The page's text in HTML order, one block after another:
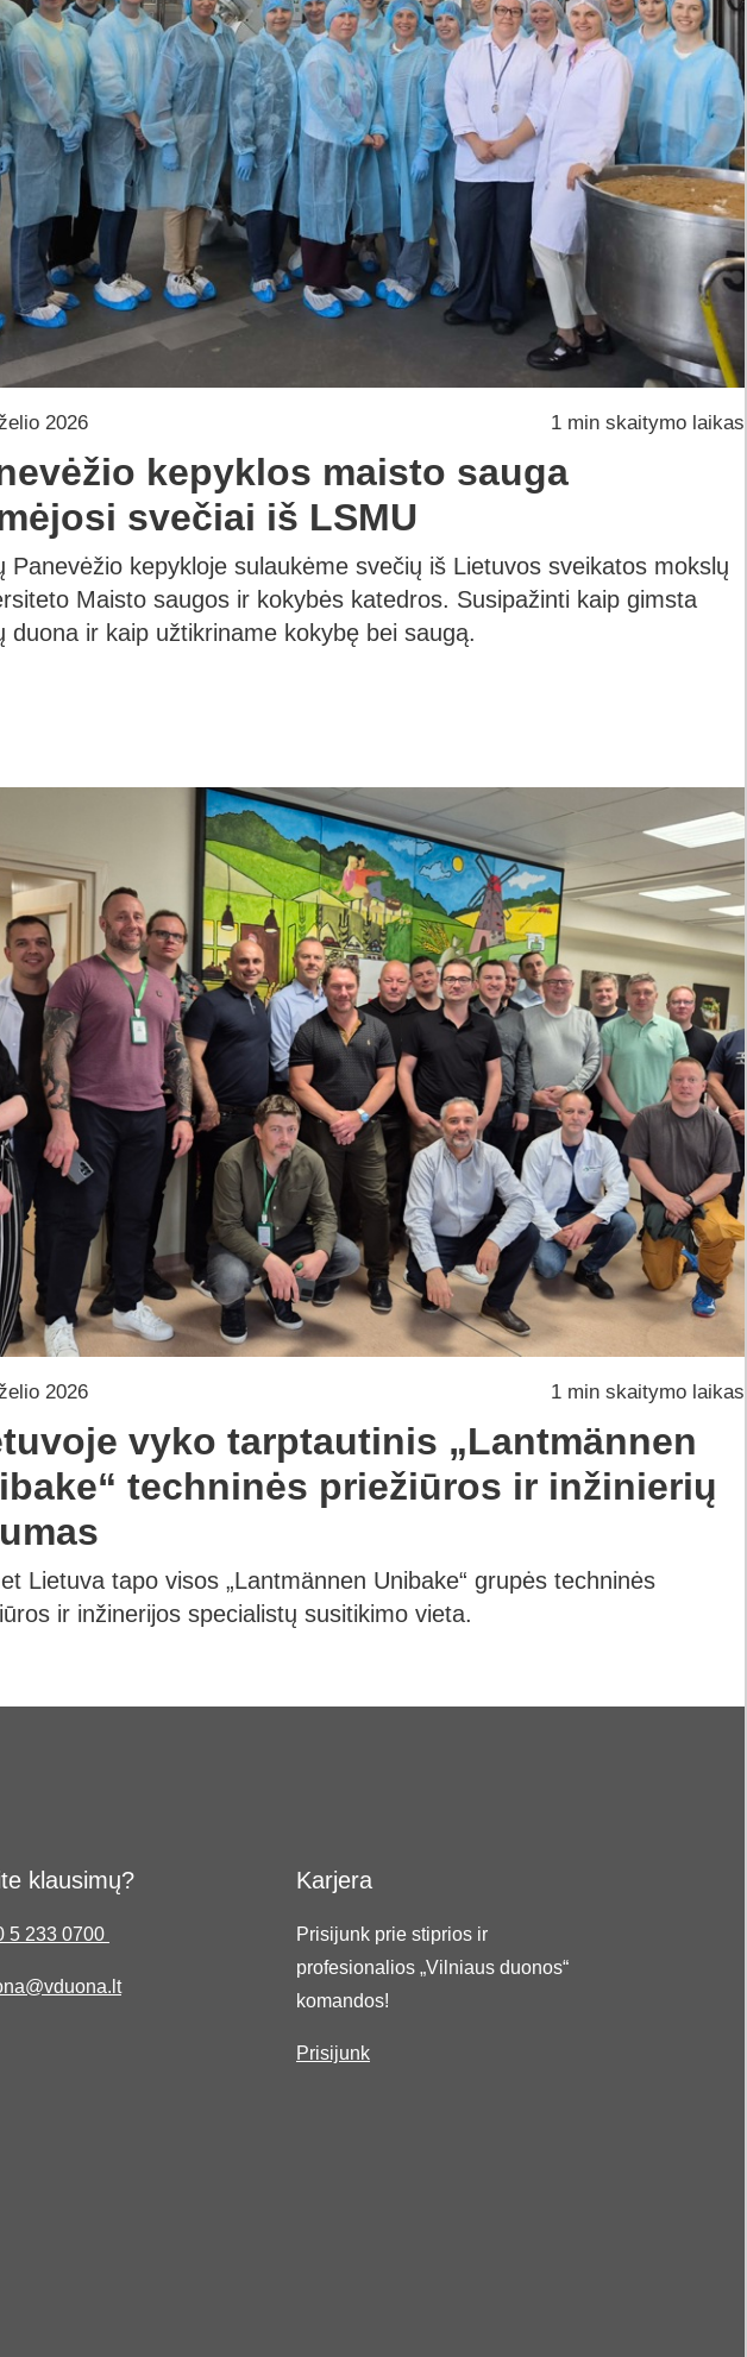
2026 1 min skaitymo laikas
kepyklos maisto sauga
svečiai iš LSMU
Panevėžio kepykloje sulaukėme svečių iš Lietuvos sveikatos mokslų
Maisto saugos ir kokybės katedros. Susipažinti kaip gimsta
duona ir kaip užtikriname kokybę bei saugą.
2026 1 min skaitymo laikas
vyko tarptautinis „Lantmännen
techninės priežiūros ir inžinierių
Lietuva tapo visos „Lantmännen Unibake“ grupės techninės
ir inžinerijos specialistų susitikimo vieta.
klausimų?
5 233 0700
Karjera
Prisijunk prie stiprios ir
profesionalios „Vilniaus duonos“
komandos!
Prisijunk